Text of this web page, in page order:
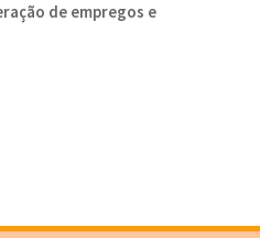
de empregos e